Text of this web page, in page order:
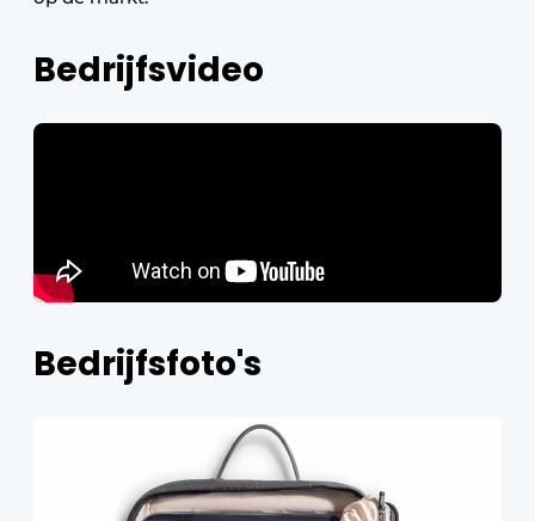
Bedrijfsvideo
Bedrijfsfoto's